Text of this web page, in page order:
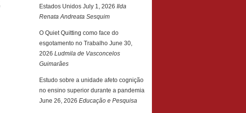
Estados Unidos July 1, 2026 Ilda
Renata Andreata Sesquim
O Quiet Quitting como face do
esgotamento no Trabalho June 30,
2026 Ludmila de Vasconcelos
Guimarães
Estudo sobre a unidade afeto cognição
no ensino superior durante a pandemia
June 26, 2026 Educação e Pesquisa